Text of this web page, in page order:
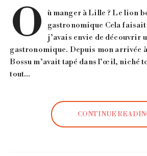
O
ù manger à Lille ? Le lion
gastronomique Cela
j’avais envie de découvrir
gastronomique. Depuis mon arrivée
Bossu m’avait tapé dans l’œil, niché
tout…
CONTINUE